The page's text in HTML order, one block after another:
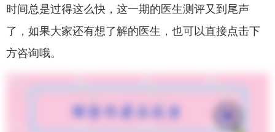
时间总是过得这么快，这一期的医生测评又到尾声
了，如果大家还有想了解的医生，也可以直接点击下
方咨询哦。